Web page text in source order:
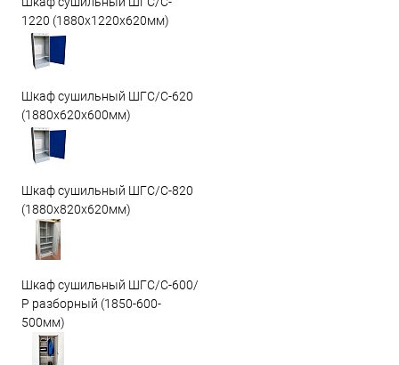
1220 (1880x1220x620мм)
Шкаф сушильный ШГС/C-620
(1880x620x600мм)
Шкаф сушильный ШГС/C-820
(1880x820x620мм)
Шкаф сушильный ШГС/С-600/
Р разборный (1850-600-
500мм)